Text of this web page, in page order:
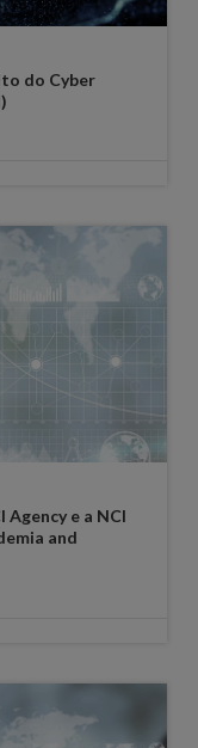
do Cyber
e a NCI
and